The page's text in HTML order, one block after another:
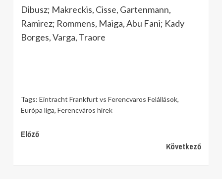
Dibusz; Makreckis, Cisse, Gartenmann,
Ramirez; Rommens, Maiga, Abu Fani; Kady
Borges, Varga, Traore
Tags: Eintracht Frankfurt vs Ferencvaros Felállások,
Európa liga, Ferencváros hírek
Continue
Előző
Következő